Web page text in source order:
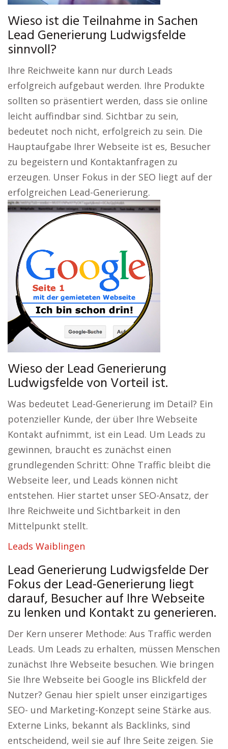
Wieso ist die Teilnahme in Sachen
Lead Generierung Ludwigsfelde
sinnvoll?
Ihre Reichweite kann nur durch Leads
erfolgreich aufgebaut werden. Ihre Produkte
sollten so präsentiert werden, dass sie online
leicht auffindbar sind. Sichtbar zu sein,
bedeutet noch nicht, erfolgreich zu sein. Die
Hauptaufgabe Ihrer Webseite ist es, Besucher
zu begeistern und Kontaktanfragen zu
erzeugen. Unser Fokus in der SEO liegt auf der
erfolgreichen Lead-Generierung.
Wieso der Lead Generierung
Ludwigsfelde von Vorteil ist.
Was bedeutet Lead-Generierung im Detail? Ein
potenzieller Kunde, der über Ihre Webseite
Kontakt aufnimmt, ist ein Lead. Um Leads zu
gewinnen, braucht es zunächst einen
grundlegenden Schritt: Ohne Traffic bleibt die
Webseite leer, und Leads können nicht
entstehen. Hier startet unser SEO-Ansatz, der
Ihre Reichweite und Sichtbarkeit in den
Mittelpunkt stellt.
Leads Waiblingen
Lead Generierung Ludwigsfelde Der
Fokus der Lead-Generierung liegt
darauf, Besucher auf Ihre Webseite
zu lenken und Kontakt zu generieren.
Der Kern unserer Methode: Aus Traffic werden
Leads. Um Leads zu erhalten, müssen Menschen
zunächst Ihre Webseite besuchen. Wie bringen
Sie Ihre Webseite bei Google ins Blickfeld der
Nutzer? Genau hier spielt unser einzigartiges
SEO- und Marketing-Konzept seine Stärke aus.
Externe Links, bekannt als Backlinks, sind
entscheidend, weil sie auf Ihre Seite zeigen. Sie